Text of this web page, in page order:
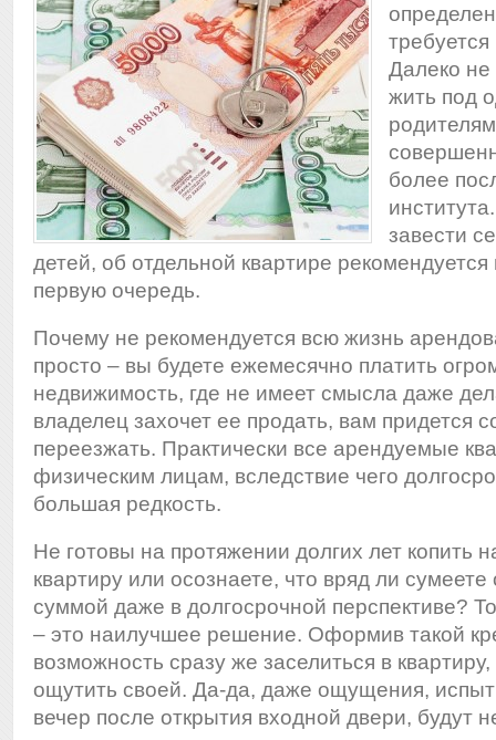
Далеко не
жить под
более
завести
детей, об отдельной квартире рекомендуется
первую очередь.
Почему не рекомендуется всю жизнь
просто – вы будете ежемесячно платить
недвижимость, где не имеет смысла даже
владелец захочет ее продать, вам придется
переезжать. Практически все арендуемые
физическим лицам, вследствие чего
большая редкость.
Не готовы на протяжении долгих лет копить
квартиру или осознаете, что вряд ли
суммой даже в долгосрочной перспективе?
– это наилучшее решение. Оформив такой
возможность сразу же заселиться в
ощутить своей. Да-да, даже ощущения,
вечер после открытия входной двери, будут